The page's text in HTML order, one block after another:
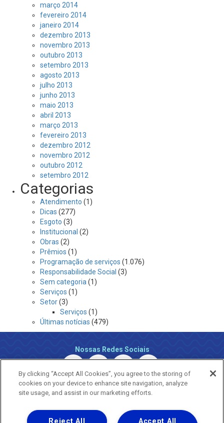
março 2014
fevereiro 2014
janeiro 2014
dezembro 2013
novembro 2013
outubro 2013
setembro 2013
agosto 2013
julho 2013
junho 2013
maio 2013
abril 2013
março 2013
fevereiro 2013
dezembro 2012
novembro 2012
outubro 2012
setembro 2012
Categorias
Atendimento (1)
Dicas (277)
Esgoto (3)
Institucional (2)
Obras (2)
Prêmios (1)
Programação de serviços (1.076)
Responsabilidade Social (3)
Sem categoria(1)
Serviços (1)
Setor(3)
Serviços (1)
Últimas notícias (479)
Nossas Redes Sociais
By clicking “Accept All Cookies”, you agree to the storing of
cookies on your device to enhance site navigation, analyze
site usage, and assist in our marketing efforts.
Accept All
Reject All